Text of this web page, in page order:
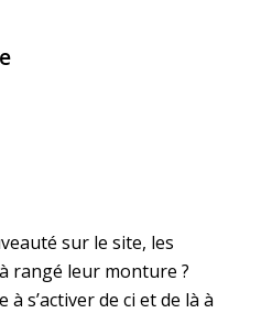
sur le site, les
rangé leur monture ?
s’activer de ci et de là à